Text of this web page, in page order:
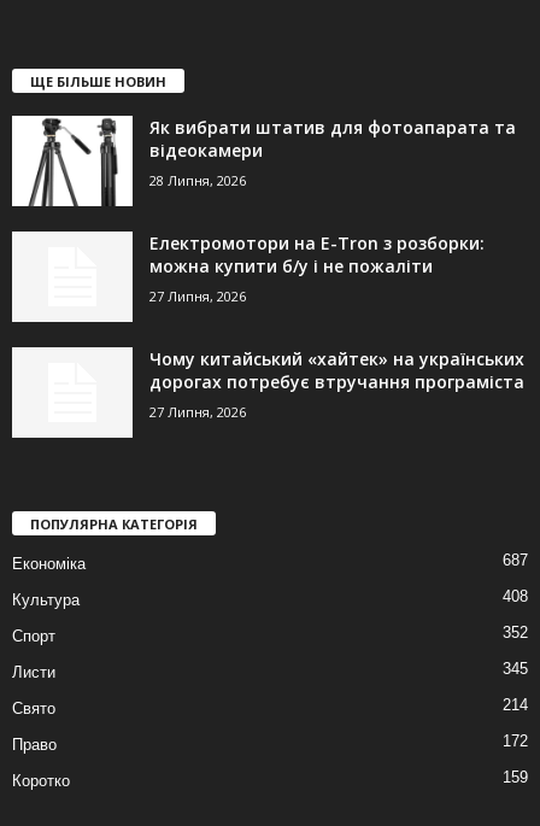
ЩЕ БІЛЬШЕ НОВИН
Як вибрати штатив для фотоапарата та
відеокамери
28 Липня, 2026
Електромотори на E-Tron з розборки:
можна купити б/у і не пожаліти
27 Липня, 2026
Чому китайський «хайтек» на українських
дорогах потребує втручання програміста
27 Липня, 2026
ПОПУЛЯРНА КАТЕГОРІЯ
Економіка 687
Культура 408
Спорт 352
Листи 345
Свято 214
Право 172
Коротко 159